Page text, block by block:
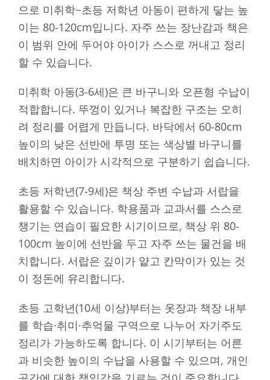
으로 미취학~초등 저학년 아동이 편하게 닿는 높
이는 80-120cm입니다. 자주 쓰는 장난감과 책은
이 범위 안에 두어야 아이가 스스로 꺼내고 정리
할 수 있습니다.
미취학 아동(3-6세)은 큰 바구니와 오픈형 수납이
적합합니다. 뚜껑이 있거나 복잡한 구조는 오히
려 정리를 어렵게 만듭니다. 바닥에서 60-80cm
높이의 낮은 선반에 투명 또는 색상별 바구니를
배치하면 아이가 시각적으로 구분하기 쉽습니다.
초등 저학년(7-9세)은 책상 주변 수납과 서랍을
활용할 수 있습니다. 학용품과 교과서를 스스로
챙기는 연습이 필요한 시기이므로, 책상 위 80-
100cm 높이에 선반을 두고 자주 쓰는 물건을 배
치합니다. 서랍은 깊이가 얕고 칸막이가 있는 것
이 정돈에 유리합니다.
초등 고학년(10세 이상)부터는 옷장과 책장 내부
를 학습·취미·추억물 구역으로 나누어 자기주도
정리가 가능하도록 합니다. 이 시기부터는 어른
과 비슷한 높이의 수납을 사용할 수 있으며, 개인